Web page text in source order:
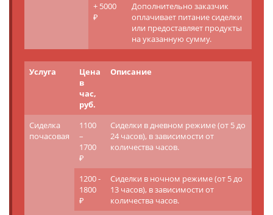
+ 5000
₽
Дополнительно заказчик
оплачивает питание сиделки
или предоставляет продукты
на указанную сумму.
Услуга
Цена
в
час,
руб.
Описание
Сиделка
почасовая
1100
–
1700
₽
Сиделки в дневном режиме (от 5 до
24 часов), в зависимости от
количества часов.
1200 -
1800
₽
Сиделки в ночном режиме (от 5 до
13 часов), в зависимости от
количества часов.